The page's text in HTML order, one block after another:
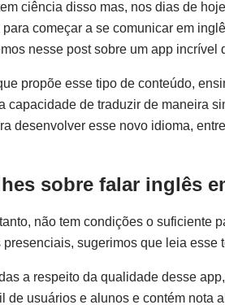
ciência disso mas, nos dias de
começar a se comunicar em
nesse post sobre um app
propõe esse tipo de conteúdo,
capacidade de traduzir de maneira
desenvolver esse novo idioma,
sobre falar inglês
não tem condições o suficiente
sugerimos que leia
a respeito da qualidade desse
de usuários e alunos e contém nota